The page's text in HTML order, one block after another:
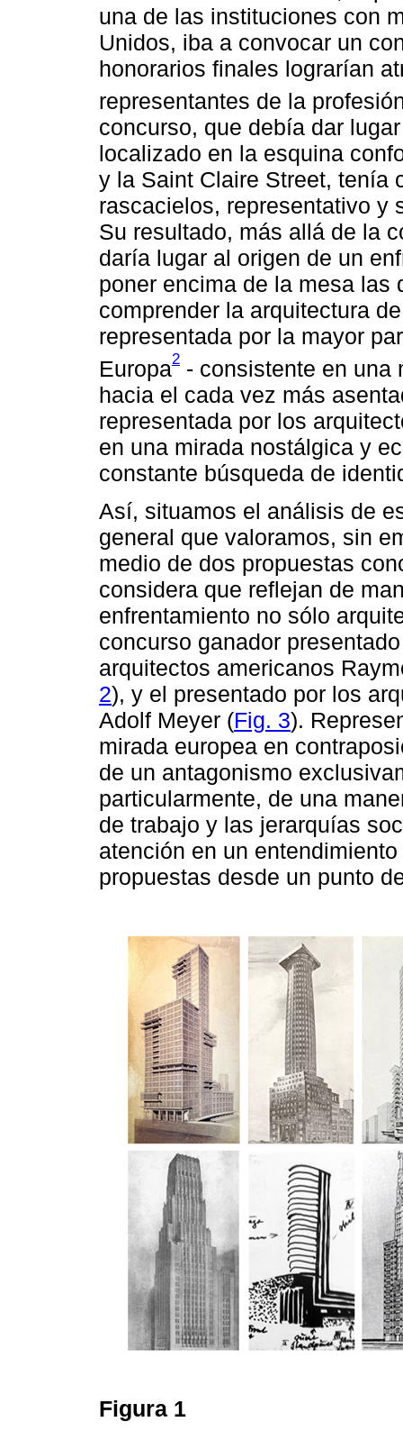
una de las instituciones con
Unidos, iba a convocar un
honorarios finales lograrían
representantes de la
concurso, que debía dar
localizado en la esquina
y la Saint Claire Street, tenía
rascacielos, representativo y
Su resultado, más allá de la
daría lugar al origen de un
poner encima de la mesa las
comprender la arquitectura
representada por la mayor
Europa2 - consistente en una
hacia el cada vez más
representada por los
en una mirada nostálgica y
constante búsqueda de
Así, situamos el análisis de
general que valoramos, sin
medio de dos propuestas
considera que reflejan de
enfrentamiento no sólo
concurso ganador
arquitectos americanos
2), y el presentado por los
Adolf Meyer (Fig. 3).
mirada europea en
de un antagonismo
particularmente, de una
de trabajo y las jerarquías
atención en un
propuestas desde un punto
Figura 1